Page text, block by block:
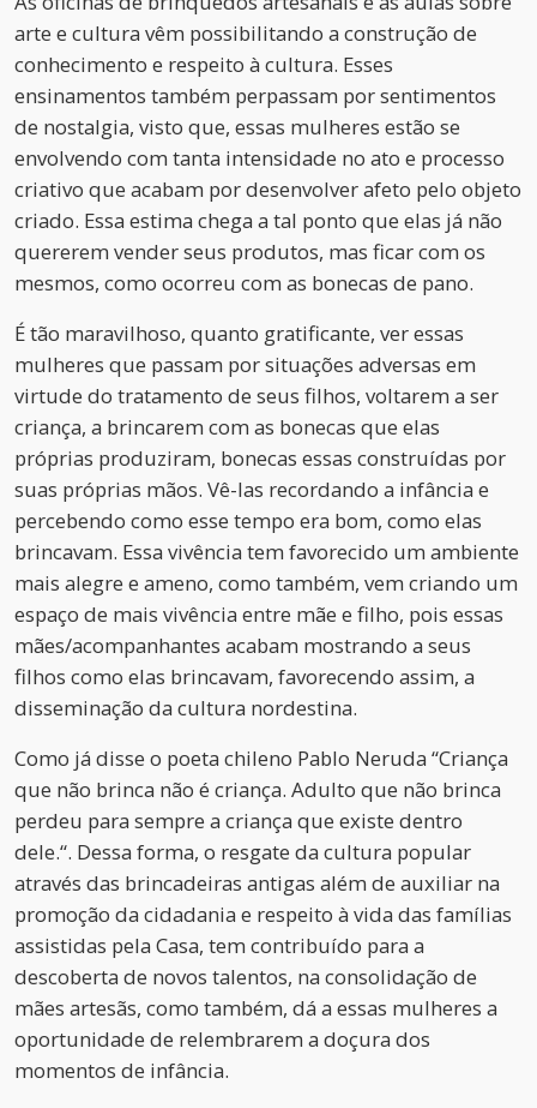
arte e cultura vêm possibilitando a construção de
conhecimento e respeito à cultura. Esses
ensinamentos também perpassam por sentimentos
de nostalgia, visto que, essas mulheres estão se
envolvendo com tanta intensidade no ato e processo
criativo que acabam por desenvolver afeto pelo objeto
criado. Essa estima chega a tal ponto que elas já não
quererem vender seus produtos, mas ficar com os
mesmos, como ocorreu com as bonecas de pano.
É tão maravilhoso, quanto gratificante, ver essas
mulheres que passam por situações adversas em
virtude do tratamento de seus filhos, voltarem a ser
criança, a brincarem com as bonecas que elas
próprias produziram, bonecas essas construídas por
suas próprias mãos. Vê-las recordando a infância e
percebendo como esse tempo era bom, como elas
brincavam. Essa vivência tem favorecido um ambiente
mais alegre e ameno, como também, vem criando um
espaço de mais vivência entre mãe e filho, pois essas
mães/acompanhantes acabam mostrando a seus
filhos como elas brincavam, favorecendo assim, a
disseminação da cultura nordestina.
Como já disse o poeta chileno Pablo Neruda “Criança
que não brinca não é criança. Adulto que não brinca
perdeu para sempre a criança que existe dentro
dele.“. Dessa forma, o resgate da cultura popular
através das brincadeiras antigas além de auxiliar na
promoção da cidadania e respeito à vida das famílias
assistidas pela Casa, tem contribuído para a
descoberta de novos talentos, na consolidação de
mães artesãs, como também, dá a essas mulheres a
oportunidade de relembrarem a doçura dos
momentos de infância.